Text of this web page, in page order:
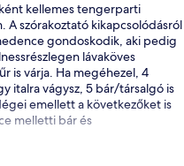
kellemes tengerparti
A szórakoztató kikapcsolódásról
gondoskodik, aki pedig
lávaköves
is várja. Ha megéhezel, 4
italra vágysz, 5 bár/társalgó is
emellett a következőket is
melletti bár és